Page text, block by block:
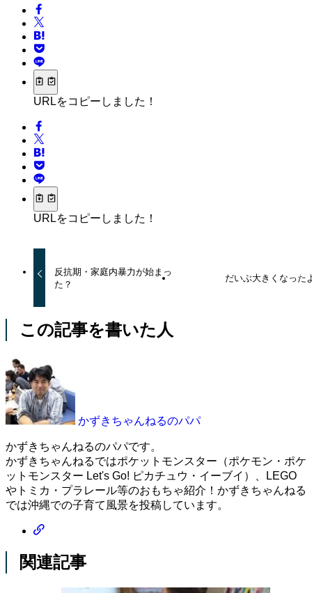
URLをコピーしました！
URLをコピーしました！
反抗期・家庭内暴力が始まっ
た？
だいぶ大きくなった
この記事を書いた人
かずきちゃんねるのパパ
かずきちゃんねるのパパです。
かずきちゃんねるではポケットモンスター（ポケモン・ポケ
ットモンスター Let's Go! ピカチュウ・イーブイ）、LEGO
やトミカ・プラレール等のおもちゃ紹介！かずきちゃんねる
では沖縄での子育て風景を投稿しています。
関連記事